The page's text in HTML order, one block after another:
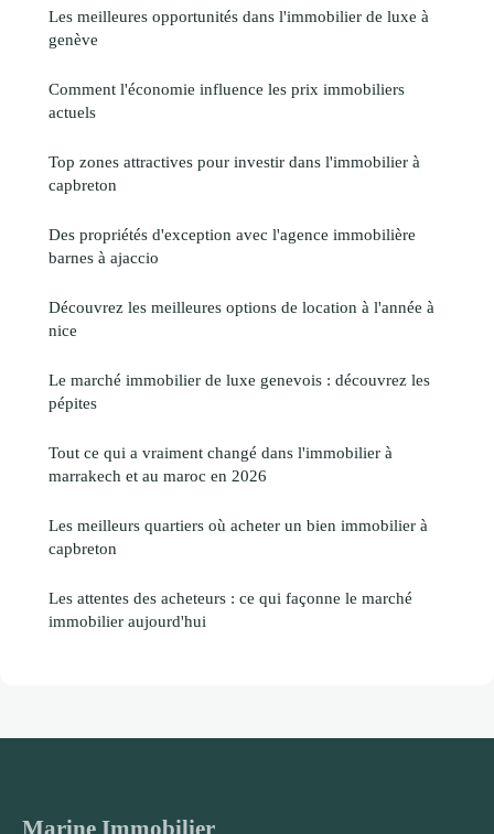
Les meilleures opportunités dans l'immobilier de luxe à
genève
Comment l'économie influence les prix immobiliers
actuels
Top zones attractives pour investir dans l'immobilier à
capbreton
Des propriétés d'exception avec l'agence immobilière
barnes à ajaccio
Découvrez les meilleures options de location à l'année à
nice
Le marché immobilier de luxe genevois : découvrez les
pépites
Tout ce qui a vraiment changé dans l'immobilier à
marrakech et au maroc en 2026
Les meilleurs quartiers où acheter un bien immobilier à
capbreton
Les attentes des acheteurs : ce qui façonne le marché
immobilier aujourd'hui
Marine Immobilier